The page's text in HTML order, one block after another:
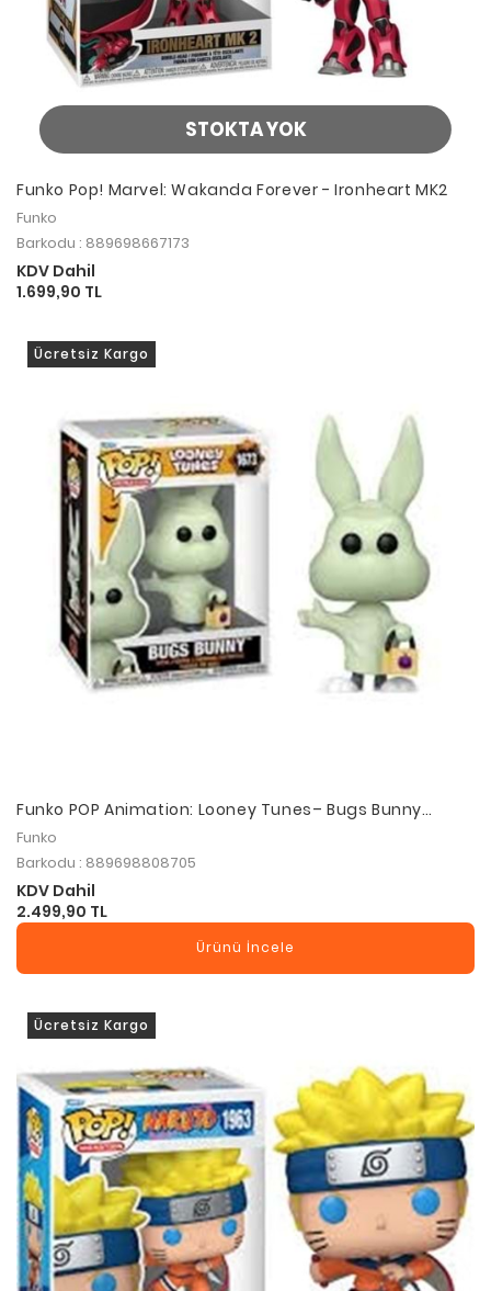
STOKTA YOK
Funko Pop! Marvel: Wakanda Forever - Ironheart MK2
Funko
Barkodu : 889698667173
KDV Dahil
1.699,90 TL
Ücretsiz Kargo
Funko POP Animation: Looney Tunes– Bugs Bunny
(Ghost)
Funko
Barkodu : 889698808705
KDV Dahil
2.499,90 TL
Ürünü İncele
Ücretsiz Kargo